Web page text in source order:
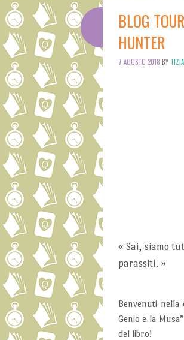
BLOG
HUNTER
7 AGOSTO 2018 BY
« Sai, siamo
parassiti. »
Benvenuti
Genio e la
del libro!